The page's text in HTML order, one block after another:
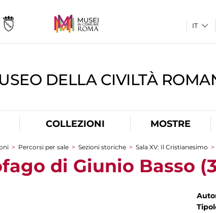
DELLA CIVILTÀ
COLLEZIONI MOSTRE
> Percorsi per sale > Sezioni storiche > Sala XV: Il Cristianesimo >
di Giunio Basso